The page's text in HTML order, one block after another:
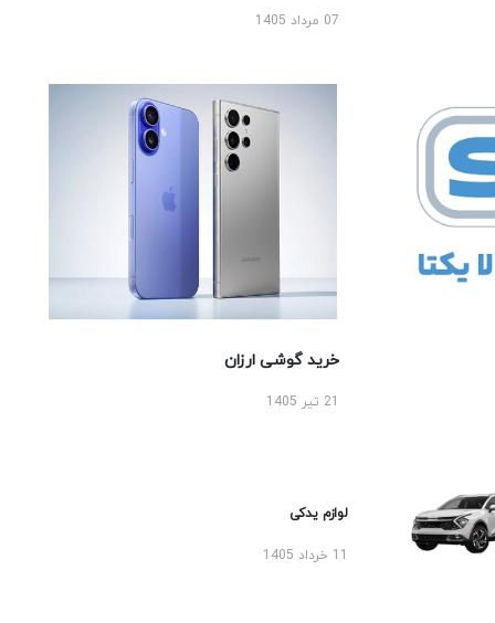
07 مرداد 1405
خرید گوشی ارزان
لوازم یدکی